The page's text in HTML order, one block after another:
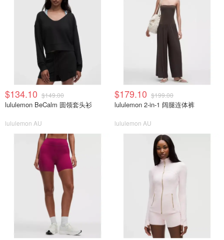
$134.10 $149.00
lululemon BeCalm 圆领套头衫
lululemon AU
$179.10 $199.00
lululemon 2-in-1 阔腿连体裤
lululemon AU